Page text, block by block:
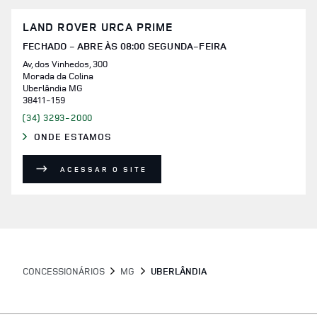
LAND ROVER URCA PRIME
FECHADO - ABRE ÀS 08:00 SEGUNDA-FEIRA
Av, dos Vinhedos, 300
Morada da Colina
Uberlândia MG
38411-159
(34) 3293-2000
ONDE ESTAMOS
LINK OPENS IN NEW TAB
ACESSAR O SITE
CONCESSIONÁRIOS MG UBERLÂNDIA